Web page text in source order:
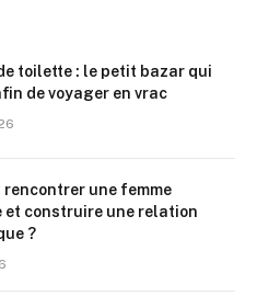
toilette : le petit bazar qui
de voyager en vrac
rencontrer une femme
et construire une relation
?